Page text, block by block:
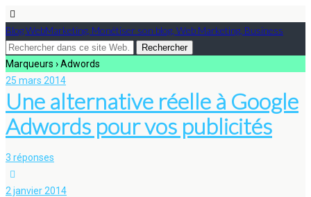
Blog WebMarketing, Monétiser son blog, Web Marketing, Business
Marqueurs › Adwords
25 mars 2014
Une alternative réelle à Google
Adwords pour vos publicités
3 réponses
2 janvier 2014